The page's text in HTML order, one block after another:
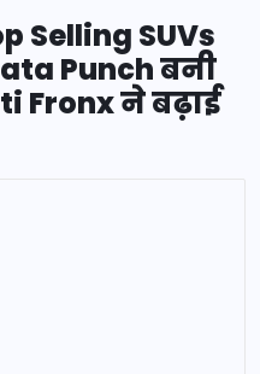
Selling SUVs
Punch बनी
Fronx ने बढ़ाई